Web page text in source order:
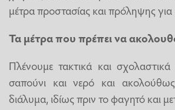
μέτρα προστασίας και πρόληψης
Τα μέτρα που πρέπει να
Πλένουμε τακτικά και
σαπούνι και νερό και
διάλυμα, ιδίως πριν το φαγητό και